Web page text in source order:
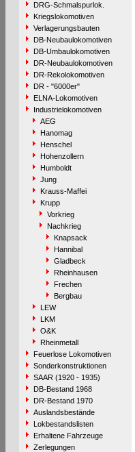
DRG-Schmalspurlok.
Kriegslokomotiven
Verlagerungsbauten
DB-Neubaulokomotiven
DB-Umbaulokomotiven
DR-Neubaulokomotiven
DR-Rekolokomotiven
DR - "6000er"
ELNA-Lokomotiven
Industrielokomotiven
AEG
Hanomag
Henschel
Hohenzollern
Humboldt
Jung
Krauss-Maffei
Krupp
Vorkrieg
Nachkrieg
Knapsack
Hannibal
Gladbeck
Rheinhausen
Frechen
Bergbau
LEW
LKM
O&K
Rheinmetall
Feuerlose Lokomotiven
Sonderkonstruktionen
SAAR (1920 - 1935)
DB-Bestand 1968
DR-Bestand 1970
Auslandsbestände
Lokbestandslisten
Erhaltene Fahrzeuge
Zerlegungen